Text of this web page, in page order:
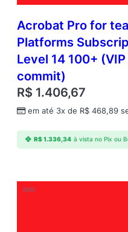
Acrobat Pro for
Platforms
Level 14 100+
commit)
R$ 1.406,67
em até 3x de R$ 468,89
R$1.336,34 à vista no Pix ou